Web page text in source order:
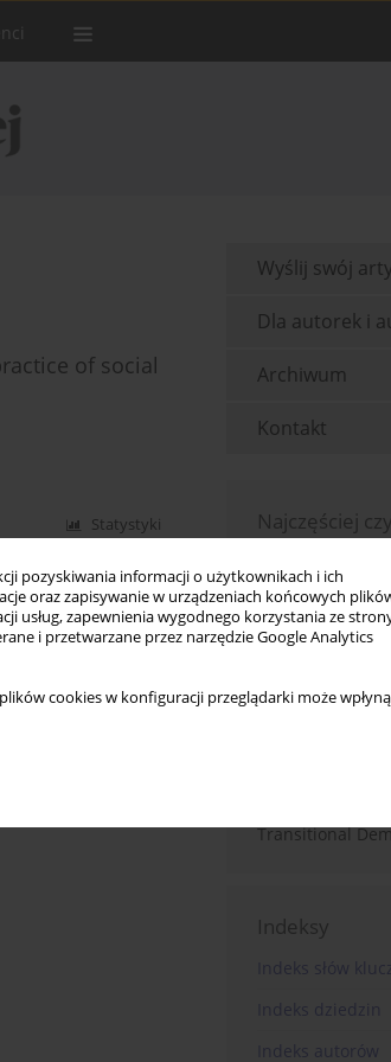
pozyskiwania informacji o użytkownikach i ich
oraz zapisywanie w urządzeniach końcowych
usług, zapewnienia wygodnego korzystania ze
i przetwarzane przez narzędzie Google Analytics
cookies w konfiguracji przeglądarki może
of social
Statystyki
Wyślij swój
Dla autorek i
Archiwum
Kontakt
Najczęściej
Auto-enrolment
Comparative
Bibliometric
and Needs of
The
Programmes:
Priority? The
Transitional
Indeksy
Indeks słów
Indeks dziedzin
Indeks autorów